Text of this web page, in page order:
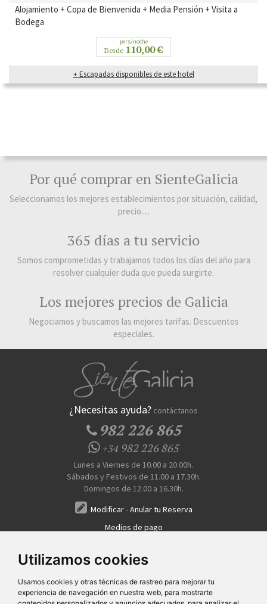
Utilizamos cookies
Usamos cookies y otras técnicas de rastreo para mejorar tu
experiencia de navegación en nuestra web, para mostrarte
Alojamiento + Copa de Bienvenida + Media Pensión + Visita a
Bodega
pers/noche
Desde 110,00 €
+ Escapadas disponibles de este hotel
Por qué comprar en SienteGalicia
Seleccionamos los mejores establecimientos por situación, calidad,
precio…
365 días a tu servicio
Somos comprometidas y trabajamos todos los días del año para
resolver cualquier duda que pueda surgirte.
Los mejores precios de Galicia
Negociamos y buscamos las mejores tarifas. Descuentos
especiales.
¿Necesitas ayuda? contáctanos
982 226 865
+34982 226 865
Lunes a Viernes de 10.00 a 20.00h.
Sábados y Festivos de 11.00 a 17.30h.
Domingos de 12.00 a 16.30h.
Modificar-Anular tu Reserva
Medios de pago